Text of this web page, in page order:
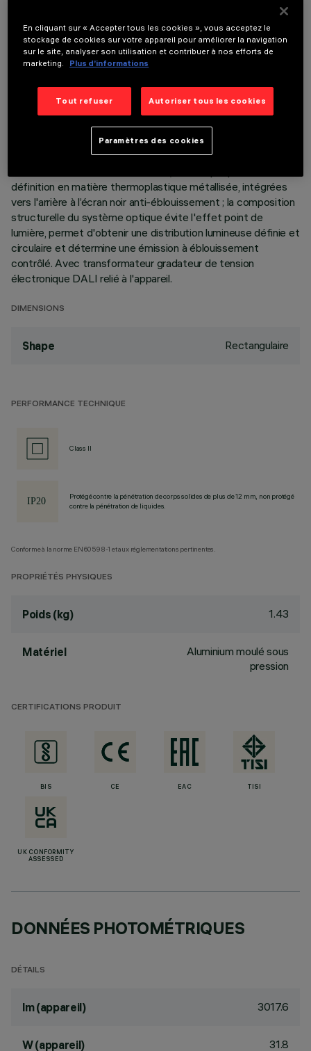
DERNIÈRE MISE À JOUR: 07/08/2026
DESCRIPTION
Appareil rectangulaire à encastrer à sources LED. Logement
éléments linéaires à 10 cellules lumineuses, réalisés en
aluminium moulé sous pression et dont la direction est
variable de manière autonome, permettent d'orienter le
définition en matière thermoplastique métallisée, intégrées
vers l'arrière à l’écran noir anti-éblouissement ; la composition
structurelle du système optique évite l'effet point de
lumière, permet d'obtenir une distribution lumineuse définie et
circulaire et détermine une émission à éblouissement
contrôlé. Avec transformateur gradateur de tension
électronique DALI relié à l'appareil.
DIMENSIONS
Shape Rectangulaire
PERFORMANCE TECHNIQUE
Class II
Protégé contre la pénétration de corps solides de plus de 12 mm, non protégé
contre la pénétration de liquides.
Conforme à la norme EN60598-1 et aux réglementations pertinentes.
PROPRIÉTÉS PHYSIQUES
Poids (kg) 1.43
Matériel
Aluminium moulé sous
pression
CERTIFICATIONS PRODUIT
BIS CE EAC TISI
UK CONFORMITY
ASSESSED
DONNÉES PHOTOMÉTRIQUES
DÉTAILS
lm (appareil) 3017.6
W (appareil) 31.8
En cliquant sur « Accepter tous les cookies », vous acceptez le
stockage de cookies sur votre appareil pour améliorer la navigation
sur le site, analyser son utilisation et contribuer à nos efforts de
marketing.
Plus d’informations
Tout refuser Autoriser tous les cookies
Paramètres des cookies